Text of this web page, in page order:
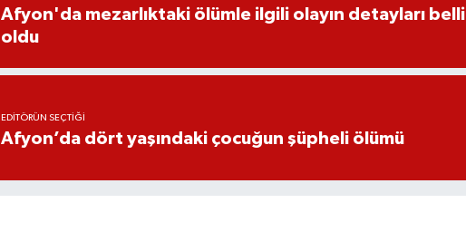
Afyon'da mezarlıktaki ölümle ilgili olayın detayları belli
oldu
EDITÖRÜN SEÇTIĞI
Afyon’da dört yaşındaki çocuğun şüpheli ölümü